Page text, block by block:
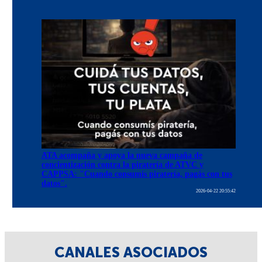
ATA acompaña y apoya la nueva campaña de
concientización contra la piratería de ATVC y
CAPPSA: "Cuando consumís piratería, pagás con tus
datos".
2026-04-22 20:55:42
CANALES ASOCIADOS